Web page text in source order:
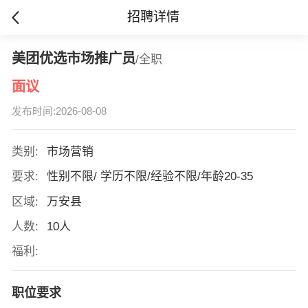
招聘详情
美团优选市场推广员/全职
面议
发布时间:2026-08-08
类别:
市场营销
要求:
性别不限/ 学历不限/经验不限/年龄20-35
区域:
万安县
人数:
10人
福利:
职位要求